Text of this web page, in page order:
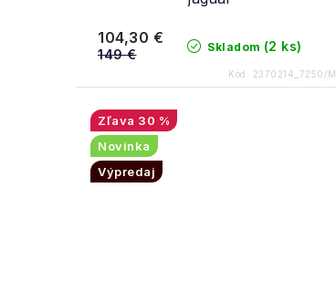
t
o
v
o
v
Skladom (2 ks)
104,30 €
149 €
Kód: 2370214_7250/M
30 %
Novinka
Výpredaj